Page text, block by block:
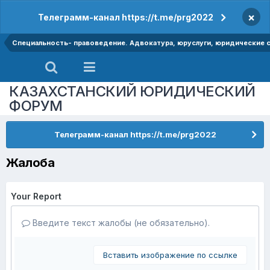
Телеграмм-канал https://t.me/prg2022 ×
Специальность- правоведение. Адвокатура, юруслуги, юридические
КАЗАХСТАНСКИЙ ЮРИДИЧЕСКИЙ
ФОРУМ
Телеграмм-канал https://t.me/prg2022
Жалоба
Your Report
Введите текст жалобы (не обязательно).
Вставить изображение по ссылке